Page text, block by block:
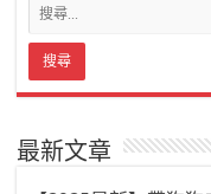
最新文章